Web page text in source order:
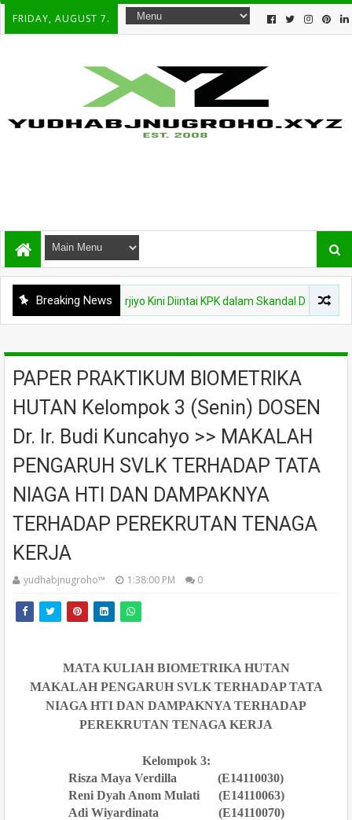
FRIDAY, AUGUST 7.
Breaking News
Perry Warjiyo Kini Diintai KPK dalam Skandal Dana CSR BI-OJK
PAPER PRAKTIKUM BIOMETRIKA
HUTAN Kelompok 3 (Senin) DOSEN
Dr. Ir. Budi Kuncahyo >> MAKALAH
PENGARUH SVLK TERHADAP TATA
NIAGA HTI DAN DAMPAKNYA
TERHADAP PEREKRUTAN TENAGA
KERJA
yudhabjnugroho™️ 1:38:00 PM 0
MATA KULIAH BIOMETRIKA HUTAN
MAKALAH PENGARUH SVLK TERHADAP TATA
NIAGA HTI DAN DAMPAKNYA TERHADAP
PEREKRUTAN TENAGA KERJA
Kelompok 3:
Risza Maya Verdilla
(E14110030)
Reni Dyah Anom Mulati (E14110063)
Adi Wiyardinata (E14110070)